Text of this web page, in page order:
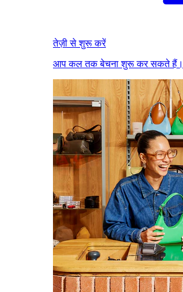
तेज़ी से शुरू करें
आप कल तक बेचना शुरू कर सकते हैं।